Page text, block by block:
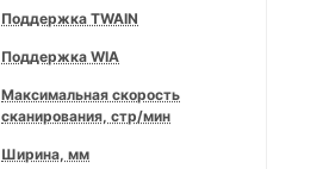
Поддержка TWAIN
Поддержка WIA
Максимальная скорость
сканирования, стр/мин
Ширина, мм